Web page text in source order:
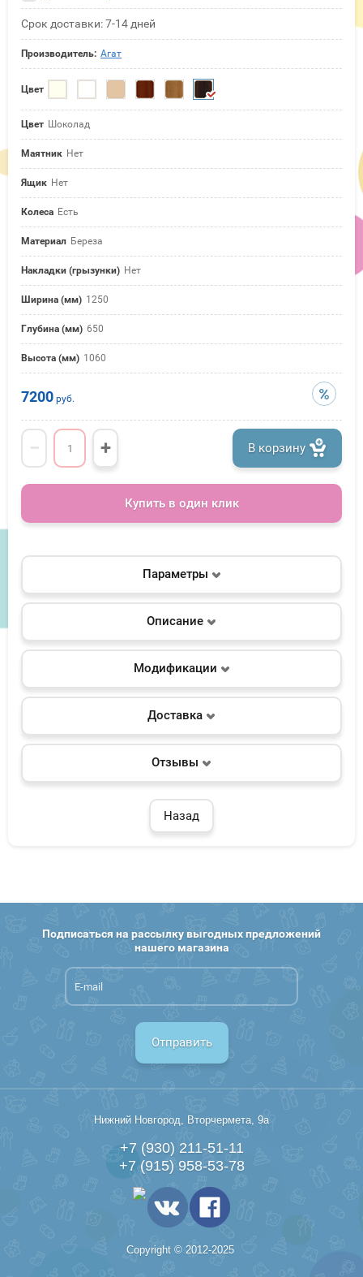
Срок доставки: 7-14 дней
Производитель: Агат
Цвет
Цвет Шоколад
Маятник Нет
Ящик Нет
Колеса Есть
Материал Береза
Накладки (грызунки) Нет
Ширина (мм) 1250
Глубина (мм) 650
Высота (мм) 1060
7200 руб.
− + В корзину
Купить в один клик
Параметры
Описание
Модификации
Доставка
Отзывы
Назад
Подписаться на рассылку выгодных предложений
нашего магазина
Отправить
Нижний Новгород, Вторчермета, 9а
+7 (930) 211-51-11
+7 (915) 958-53-78
Copyright © 2012-2025